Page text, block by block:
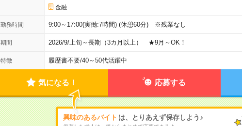
金融
勤務時間 9:00～17:00(実働:7時間) (休憩60分) ※残業なし
期間 2026/9/上旬～長期（3カ月以上） ★9月～OK！
特徴 履歴書不要/40～50代活躍中
気になる！ 応募する
興味のあるバイト は、とりあえず保存しよう♪